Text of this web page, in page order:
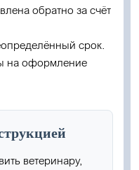
обратно за счёт
срок.
на оформление
ветеринару,